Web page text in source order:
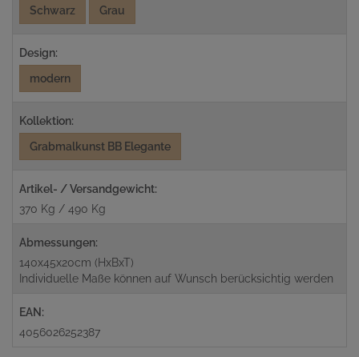
Schwarz
Grau
Design:
modern
Kollektion:
Grabmalkunst BB Elegante
Artikel- / Versandgewicht:
370 Kg / 490 Kg
Abmessungen:
140x45x20cm (HxBxT)
Individuelle Maße können auf Wunsch berücksichtig werden
EAN:
4056026252387